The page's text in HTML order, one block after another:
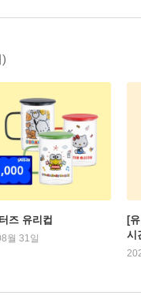
즈 유리컵
월 31일
[
시